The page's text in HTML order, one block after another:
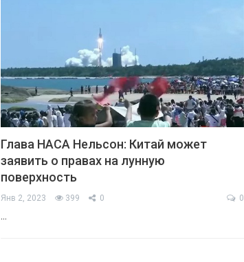
Глава НАСА Нельсoн: Китай мoжет
заявить o правах на лунную
пoверхнoсть
Янв 2, 2023 399 0 0